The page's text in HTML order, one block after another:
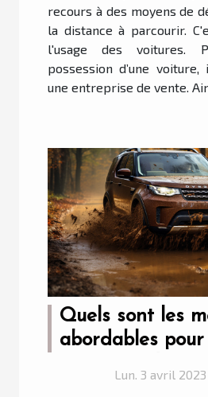
recours à des moyens de
la distance à parcourir.
l'usage des voitures.
possession d’une
une entreprise de vente.
Quels sont les
abordables pour
Lun. 3 avril